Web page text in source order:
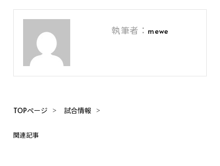
執筆者： mewe
TOPページ 試合情報
関連記事